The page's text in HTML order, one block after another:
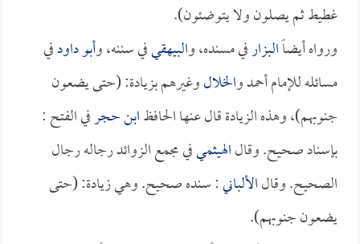
غطيط ثم يصلون ولا يتوضئون).
ورواه أيضاًالبزارفي مسنده، والبيهقيفي سننه، وأبو داودفي
مسائله للإمام أحمد والخلالوغيرهم بزيادة: (حتى يضعون
جنوبهم)، وهذه الزيادة قال عنها الحافظابن حجرفي الفتح :
بإسناد صحيح. وقالالهيثميفي مجمع الزوائد رجاله رجال
الصحيح. وقالالألباني: سنده صحيح. وهي زيادة: (حتى
يضعون جنوبهم).